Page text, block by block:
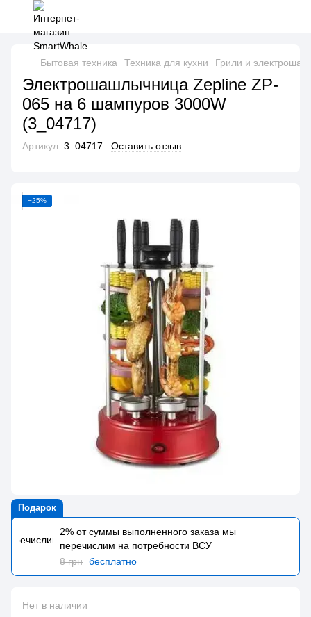
Бытовая техника Техника для кухни Грили и
Электрошашлычница Zepline ZP-
065 на 6 шампуров 3000W
(3_04717)
Артикул: 3_04717 Оставить отзыв
−25%
Подарок
2% от суммы выполненного заказа мы
перечислим на потребности BCУ
8 грн бесплатно
Нет в наличии